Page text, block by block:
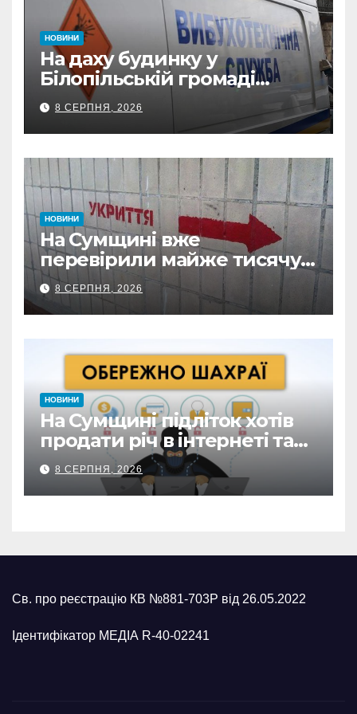
НОВИНИ
На даху будинку у
Білопільській громаді
знайшли 120-мм міну
8 СЕРПНЯ, 2026
НОВИНИ
На Сумщині вже
перевірили майже тисячу
укриттів: де виявили
замкнені двері
8 СЕРПНЯ, 2026
НОВИНИ
На Сумщині підліток хотів
продати річ в інтернеті та
втратив 39,2 тис. грн з
карток матері
8 СЕРПНЯ, 2026
Св. про реєстрацію КВ №881-703Р від 26.05.2022
Ідентифікатор МЕДІА R-40-02241